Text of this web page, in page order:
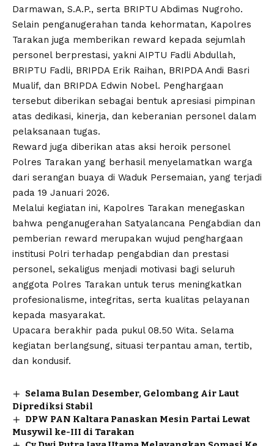
Darmawan, S.A.P., serta BRIPTU Abdimas Nugroho.
Selain penganugerahan tanda kehormatan, Kapolres
Tarakan juga memberikan reward kepada sejumlah
personel berprestasi, yakni AIPTU Fadli Abdullah,
BRIPTU Fadli, BRIPDA Erik Raihan, BRIPDA Andi Basri
Mualif, dan BRIPDA Edwin Nobel. Penghargaan
tersebut diberikan sebagai bentuk apresiasi pimpinan
atas dedikasi, kinerja, dan keberanian personel dalam
pelaksanaan tugas.
Reward juga diberikan atas aksi heroik personel
Polres Tarakan yang berhasil menyelamatkan warga
dari serangan buaya di Waduk Persemaian, yang terjadi
pada 19 Januari 2026.
Melalui kegiatan ini, Kapolres Tarakan menegaskan
bahwa penganugerahan Satyalancana Pengabdian dan
pemberian reward merupakan wujud penghargaan
institusi Polri terhadap pengabdian dan prestasi
personel, sekaligus menjadi motivasi bagi seluruh
anggota Polres Tarakan untuk terus meningkatkan
profesionalisme, integritas, serta kualitas pelayanan
kepada masyarakat.
Upacara berakhir pada pukul 08.50 Wita. Selama
kegiatan berlangsung, situasi terpantau aman, tertib,
dan kondusif.
Selama Bulan Desember, Gelombang Air Laut
Diprediksi Stabil
DPW PAN Kaltara Panaskan Mesin Partai Lewat
Musywil ke-III di Tarakan